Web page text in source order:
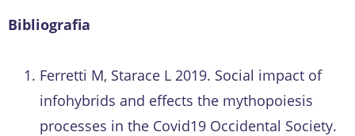
Bibliografia
Ferretti M, Starace L 2019. Social impact of
infohybrids and effects the mythopoiesis
processes in the Covid19 Occidental Society.